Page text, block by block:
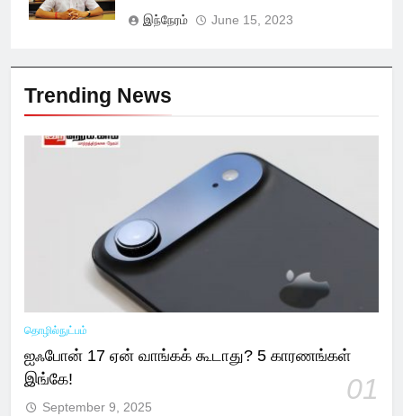
இந்நேரம் June 15, 2023
Trending News
தொழில்நுட்பம்
ஐஃபோன் 17 ஏன் வாங்கக் கூடாது? 5 காரணங்கள்
இங்கே!
01
September 9, 2025